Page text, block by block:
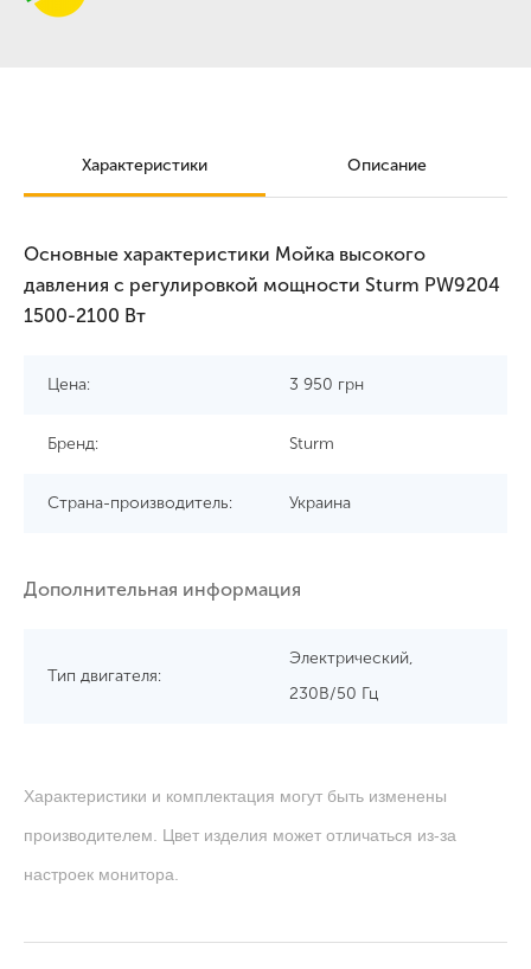
Характеристики Описание
Основные характеристики Мойка высокого
давления с регулировкой мощности Sturm PW9204
1500-2100 Вт
Цена: 3 950 грн
Бренд: Sturm
Страна-производитель: Украина
Дополнительная информация
Тип двигателя:
Электрический,
230В/50 Гц
Характеристики и комплектация могут быть изменены
производителем. Цвет изделия может отличаться из-за
настроек монитора.